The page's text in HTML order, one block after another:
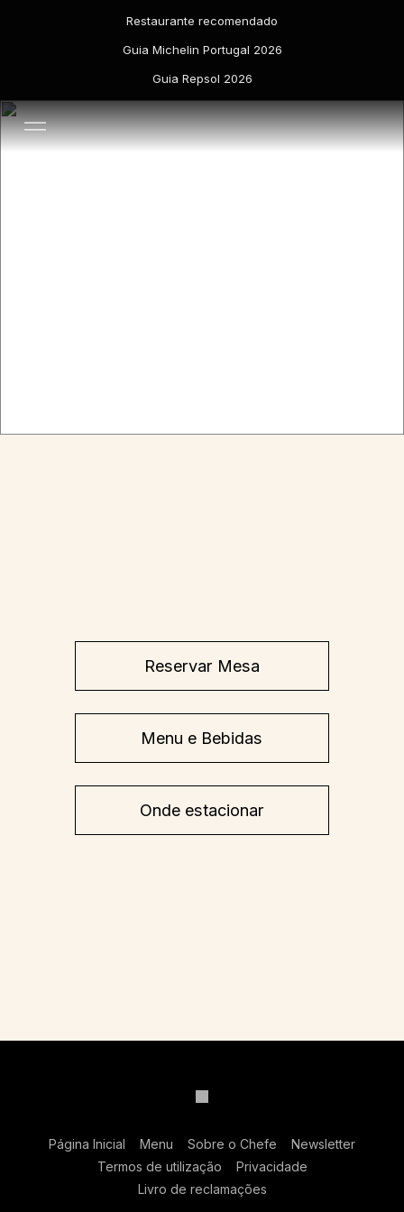
Restaurante recomendado
Guia Michelin Portugal 2026
Guia Repsol 2026
Menu e Bebidas
Reservar Mesa
Onde estacionar
Página Inicial Menu Sobre o Chefe
Newsletter
Termos de utilização
Privacidade
Livro de reclamações